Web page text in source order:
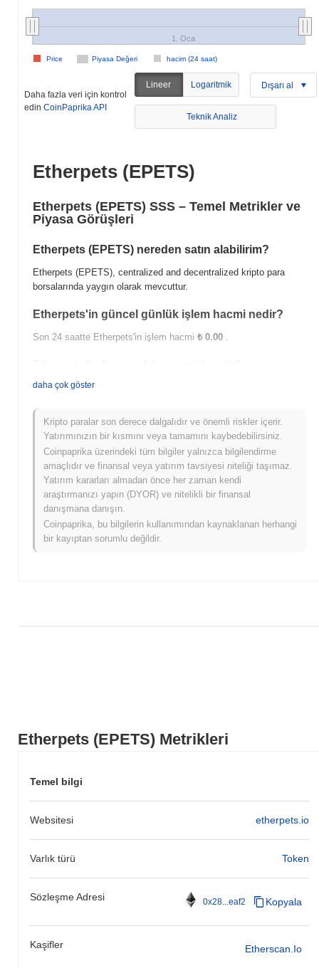
Etherpets (EPETS) Metrikleri
Temel bilgi
Websitesi etherpets.io
Varlık türü Token
Sözleşme Adresi 0x28...eaf2 Kopyala
Kaşifler Etherscan.io
Piyasa Değeri hacim (24 saat)
Price
1. Oca
Daha fazla veri için kontrol
edin CoinPaprika API
Lineer Logaritmik Dışarı al
Teknik Analiz
Etherpets (EPETS)
Etherpets (EPETS) SSS – Temel Metrikler ve
Piyasa Görüşleri
Etherpets (EPETS) nereden satın alabilirim?
Etherpets (EPETS), centralized and decentralized kripto para
borsalarında yaygın olarak mevcuttur.
Etherpets'in güncel günlük işlem hacmi nedir?
Son 24 saatte Etherpets'in işlem hacmi ₺ 0.00 .
Tüm Zamanların En Yüksek Değeri (ATH):
Etherpets şu anda ATH'sinin ~99.16% altında işlem görüyor .
Etherpets, daha geniş kripto piyasasıyla
karşılaştırıldığında nasıl performans gösteriyor?
Son 7 günde Etherpets0.00%kazandı, genel kripto piyasasından
0.36%kazanç kaydeden daha düşük performans gösterdi. Bu,
daha geniş piyasa momentumuna göre EPETS'ün fiyat
hareketinde geçici bir gecikme gösterdiğini belirtir.
daha çok göster
Kripto paralar son derece dalgalıdır ve önemli riskler içerir.
Yatırımınızın bir kısmını veya tamamını kaybedebilirsiniz.
Coinpaprika üzerindeki tüm bilgiler yalnızca bilgilendirme
amaçlıdır ve finansal veya yatırım tavsiyesi niteliği taşımaz.
Yatırım kararları almadan önce her zaman kendi
araştırmanızı yapın (DYOR) ve nitelikli bir finansal
danışmana danışın.
Coinpaprika, bu bilgilerin kullanımından kaynaklanan herhangi
bir kayıptan sorumlu değildir.